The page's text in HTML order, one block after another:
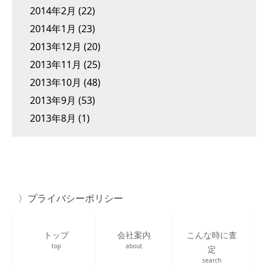
2014年2月 (22)
2014年1月 (23)
2013年12月 (20)
2013年11月 (25)
2013年10月 (48)
2013年9月 (53)
2013年8月 (1)
プライバシーポリシー
トップ
top
会社案内
about
こんな時に査
定
search